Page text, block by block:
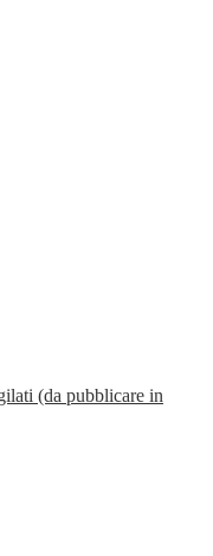
(da pubblicare in